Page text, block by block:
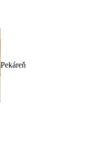
Pekáreň